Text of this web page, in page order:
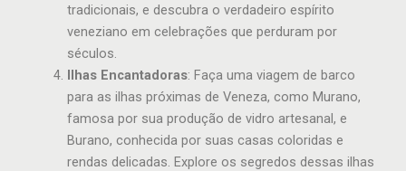
tradicionais, e descubra o verdadeiro espírito
veneziano em celebrações que perduram por
séculos.
Ilhas Encantadoras: Faça uma viagem de barco
para as ilhas próximas de Veneza, como Murano,
famosa por sua produção de vidro artesanal, e
Burano, conhecida por suas casas coloridas e
rendas delicadas. Explore os segredos dessas ilhas